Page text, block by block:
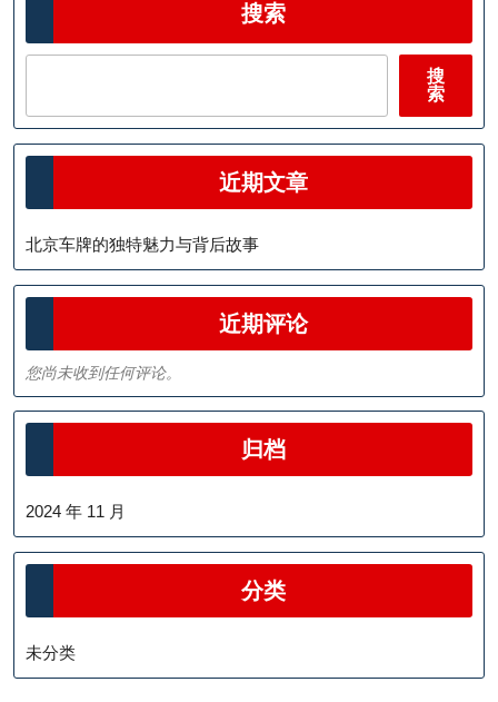
事
搜索
搜
索
近期文章
北京车牌的独特魅力与背后故事
近期评论
您尚未收到任何评论。
归档
2024 年 11 月
分类
未分类